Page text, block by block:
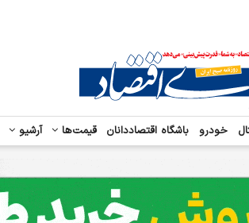
خودرو باشگاه اقتصاددانان قیمت‌ها آرشیو